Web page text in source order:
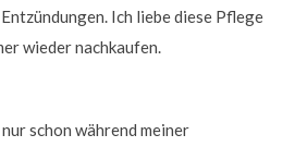
Ich liebe diese Pflege
wieder nachkaufen.
schon während meiner